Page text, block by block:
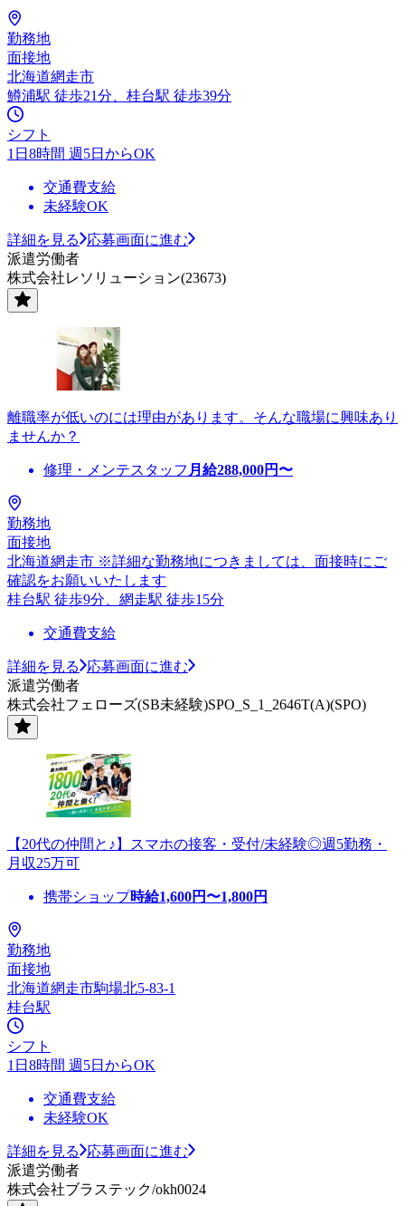
勤務地
面接地
北海道網走市
鱒浦駅 徒歩21分、桂台駅 徒歩39分
シフト
1日8時間 週5日からOK
交通費支給
未経験OK
詳細を見る
応募画面に進む
派遣労働者
株式会社レソリューション(23673)
離職率が低いのには理由があります。そんな職場に興味あり
ませんか？
修理・メンテスタッフ 月給288,000円〜
勤務地
面接地
北海道網走市 ※詳細な勤務地につきましては、面接時にご
確認をお願いいたします
桂台駅 徒歩9分、網走駅 徒歩15分
交通費支給
詳細を見る
応募画面に進む
派遣労働者
株式会社フェローズ(SB未経験)SPO_S_1_2646T(A)(SPO)
【20代の仲間と♪】スマホの接客・受付/未経験◎週5勤務・
月収25万可
携帯ショップ時給1,600円〜1,800円
勤務地
面接地
北海道網走市駒場北5-83-1
桂台駅
シフト
1日8時間 週5日からOK
交通費支給
未経験OK
詳細を見る
応募画面に進む
派遣労働者
株式会社ブラステック/okh0024